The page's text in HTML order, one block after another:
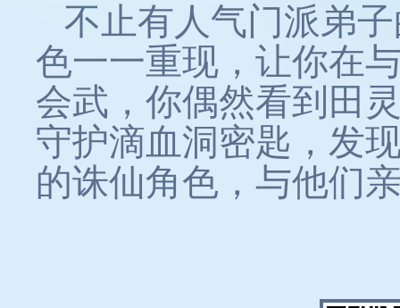
不止有人气门派弟
色一一重现，让你在
会武，你偶然看到田
守护滴血洞密匙，发
的诛仙角色，与他们